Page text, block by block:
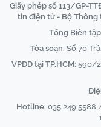
Giấy phép số 113/GP-
tin điện tử - Bộ
Tổng Biên
Tòa soạn: Số 70
VPĐD tại TP.HCM: 590/
Hotline: 035 249 5588